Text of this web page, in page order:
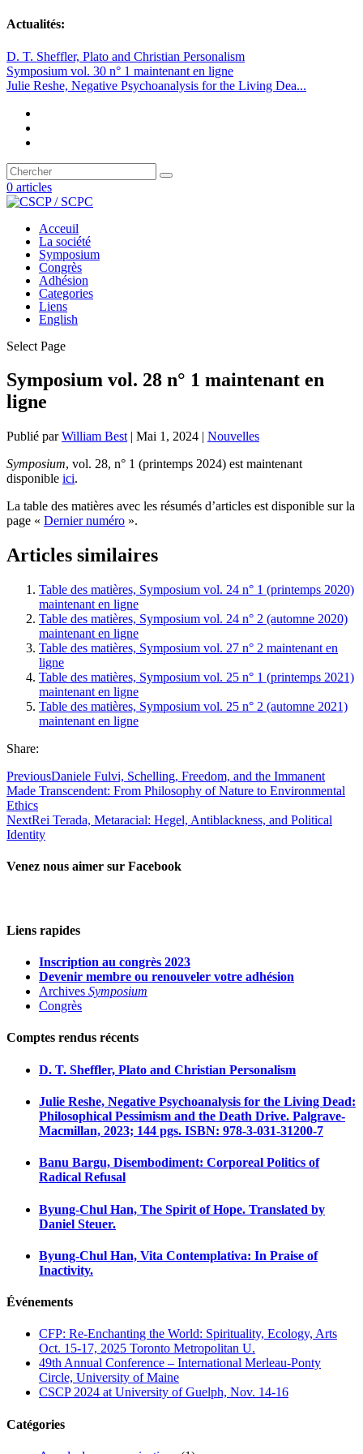
Actualités:
D. T. Sheffler, Plato and Christian Personalism
Symposium vol. 30 n° 1 maintenant en ligne
Julie Reshe, Negative Psychoanalysis for the Living Dea...
0 articles
Acceuil
La société
Symposium
Congrès
Adhésion
Categories
Liens
English
Select Page
Symposium vol. 28 n° 1 maintenant en
ligne
Publié parWilliam Best | Mai 1, 2024 | Nouvelles
Symposium, vol. 28, n° 1 (printemps 2024) est maintenant
disponible ici.
La table des matières avec les résumés d’articles est disponible sur la
page « Dernier numéro ».
Articles similaires
Table des matières, Symposium vol. 24 n° 1 (printemps 2020)
maintenant en ligne
Table des matières, Symposium vol. 24 n° 2 (automne 2020)
maintenant en ligne
Table des matières, Symposium vol. 27 n° 2 maintenant en
ligne
Table des matières, Symposium vol. 25 n° 1 (printemps 2021)
maintenant en ligne
Table des matières, Symposium vol. 25 n° 2 (automne 2021)
maintenant en ligne
Share:
PreviousDaniele Fulvi, Schelling, Freedom, and the Immanent
Made Transcendent: From Philosophy of Nature to Environmental
Ethics
NextRei Terada, Metaracial: Hegel, Antiblackness, and Political
Identity
Venez nous aimer sur Facebook
Liens rapides
Inscription au congrès 2023
Devenir membre ou renouveler votre adhésion
Archives Symposium
Congrès
Comptes rendus récents
D. T. Sheffler, Plato and Christian Personalism
Julie Reshe, Negative Psychoanalysis for the Living Dead:
Philosophical Pessimism and the Death Drive. Palgrave-
Macmillan, 2023; 144 pgs. ISBN: 978-3-031-31200-7
Banu Bargu, Disembodiment: Corporeal Politics of
Radical Refusal
Byung-Chul Han, The Spirit of Hope. Translated by
Daniel Steuer.
Byung-Chul Han, Vita Contemplativa: In Praise of
Inactivity.
Événements
CFP: Re-Enchanting the World: Spirituality, Ecology, Arts
Oct. 15-17, 2025 Toronto Metropolitan U.
49th Annual Conference – International Merleau-Ponty
Circle, University of Maine
CSCP 2024 at University of Guelph, Nov. 14-16
Catégories